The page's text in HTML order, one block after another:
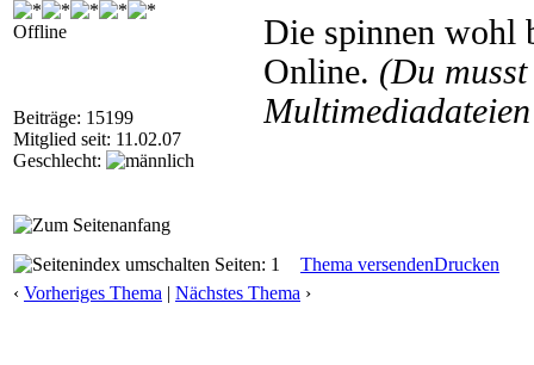
Offline
Beiträge: 15199
Mitglied seit: 11.02.07
Geschlecht:
Die spinnen wohl
Online. (Du
Seiten: 1 Thema versendenDrucken
‹ Vorheriges Thema | Nächstes Thema ›